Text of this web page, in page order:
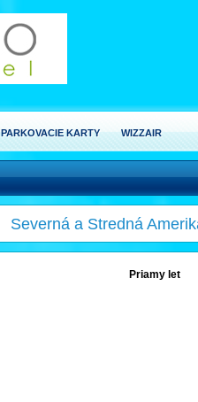
PARKOVACIE KARTY WIZZAIR
Severná a Stredná
Priamy let